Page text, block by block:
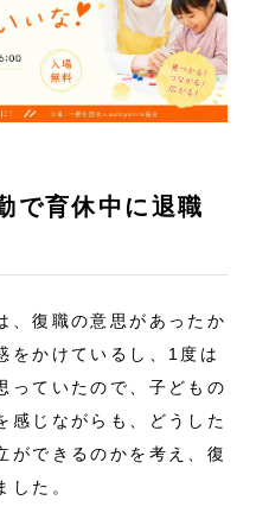
で育休中に退職
、復職の意思があったか
をかけているし、1度は
っていたので、子どもの
感じながらも、どうした
ができるのかを考え、復
した。